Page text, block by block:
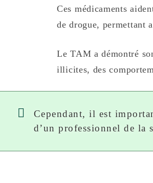
Ces médicaments
de drogue, permettant
Le TAM a démontré
illicites, des
Cependant, il est
d’un professionnel de la